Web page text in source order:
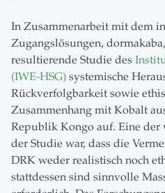
In Zusammenarbeit mit dem
Zugangslösungen,
resultierende Studie des
(IWE-HSG) systemische
Rückverfolgbarkeit sowie
Zusammenhang mit Kobalt
Republik Kongo auf. Eine der
der Studie war, dass die
DRK weder realistisch noch
stattdessen sind sinnvolle